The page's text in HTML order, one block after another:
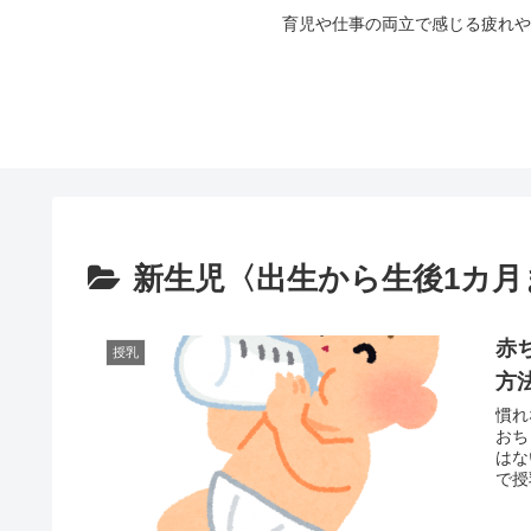
育児や仕事の両立で感じる疲れ
新生児〈出生から生後1カ
授乳
赤
方
慣
お
は
で